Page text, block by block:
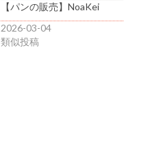
【パンの販売】NoaKei
2026-03-04
類似投稿